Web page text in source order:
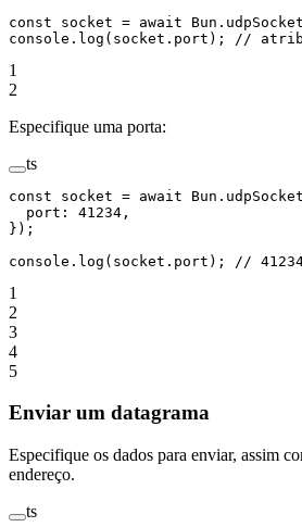
const socket = await Bun. udpSocket
console. log (socket.port); //
1
2
Especifique uma porta:
ts
const socket = await Bun. udpSocket
  port:
41234 ,
});
console. log (socket.port); //
1
2
3
4
5
Enviar um datagrama
Especifique os dados para enviar, assim
endereço.
ts